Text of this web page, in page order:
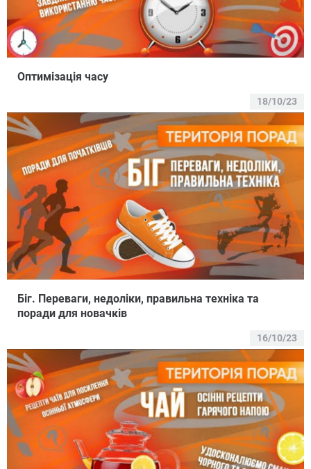
Оптимізація часу
18/10/23
Біг. Переваги, недоліки, правильна техніка та
поради для новачків
16/10/23